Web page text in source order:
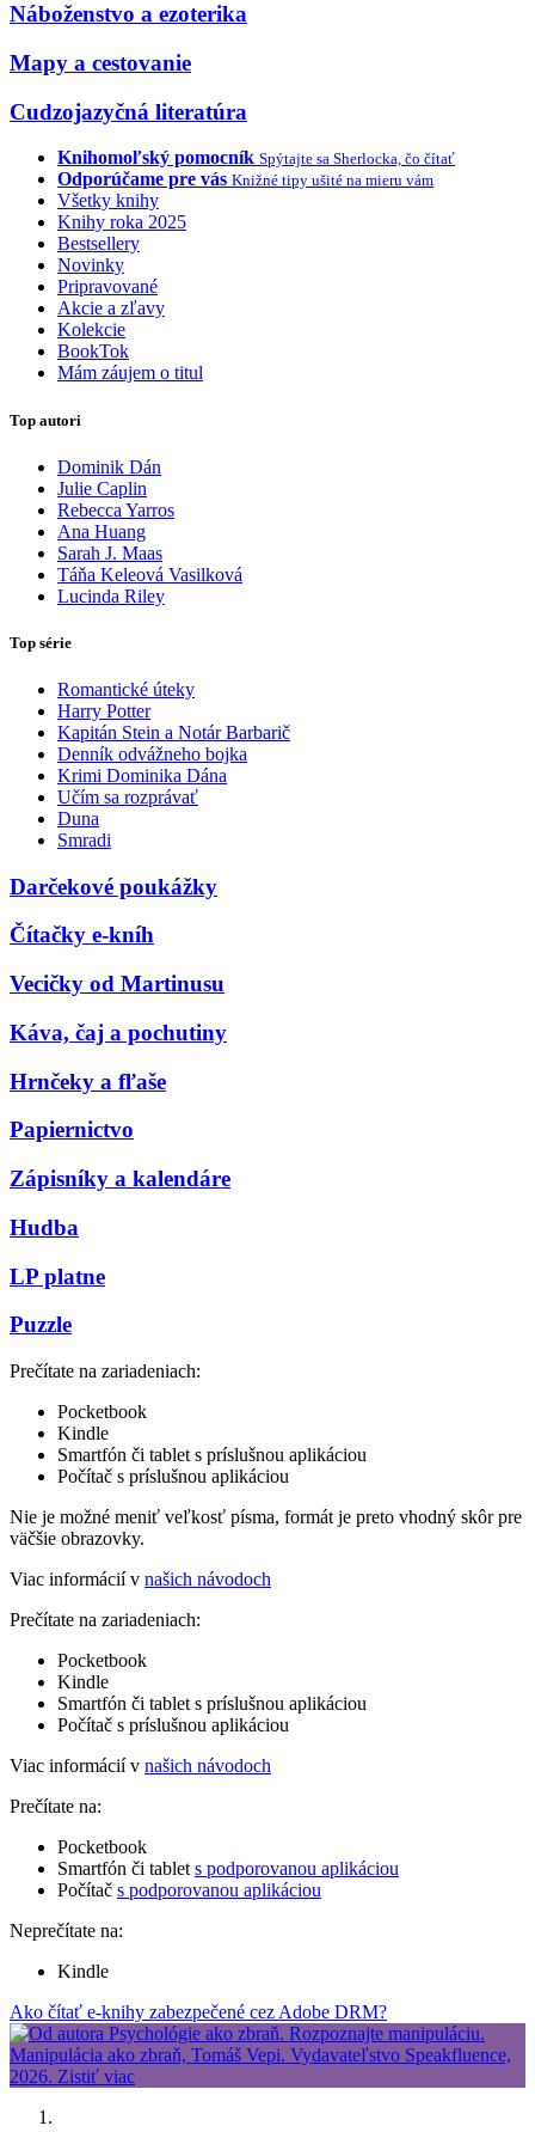
Náboženstvo a ezoterika
Mapy a cestovanie
Cudzojazyčná literatúra
Knihomoľský pomocník Spýtajte sa Sherlocka, čo čítať
Odporúčame pre vás Knižné tipy ušité na mieru vám
Všetky knihy
Knihy roka 2025
Bestsellery
Novinky
Pripravované
Akcie a zľavy
Kolekcie
BookTok
Mám záujem o titul
Top autori
Dominik Dán
Julie Caplin
Rebecca Yarros
Ana Huang
Sarah J. Maas
Táňa Keleová Vasilková
Lucinda Riley
Top série
Romantické úteky
Harry Potter
Kapitán Stein a Notár Barbarič
Denník odvážneho bojka
Krimi Dominika Dána
Učím sa rozprávať
Duna
Smradi
Darčekové poukážky
Čítačky e-kníh
Vecičky od Martinusu
Káva, čaj a pochutiny
Hrnčeky a fľaše
Papiernictvo
Zápisníky a kalendáre
Hudba
LP platne
Puzzle
Prečítate na zariadeniach:
Pocketbook
Kindle
Smartfón či tablet s príslušnou aplikáciou
Počítač s príslušnou aplikáciou
Nie je možné meniť veľkosť písma, formát je preto vhodný skôr pre
väčšie obrazovky.
Viac informácií v našich návodoch
Prečítate na zariadeniach:
Pocketbook
Kindle
Smartfón či tablet s príslušnou aplikáciou
Počítač s príslušnou aplikáciou
Viac informácií v našich návodoch
Prečítate na:
Pocketbook
Smartfón či tablet s podporovanou aplikáciou
Počítač s podporovanou aplikáciou
Neprečítate na:
Kindle
Ako čítať e-knihy zabezpečené cez Adobe DRM?